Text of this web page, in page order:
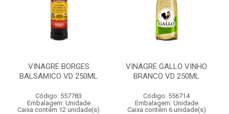
VINAGRE BORGES
BALSAMICO VD 250ML
Código: 557783
Embalagem: Unidade
Caixa contém 12 unidade(s)
VINAGRE GALLO VINHO
BRANCO VD 250ML
Código: 556714
Embalagem: Unidade
Caixa contém 6 unidade(s)